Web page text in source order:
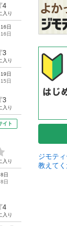
4
入り
日
日
3
入り
日
日
3
入り
イト
入り
日
日
4
入り
ジモテ
教えて